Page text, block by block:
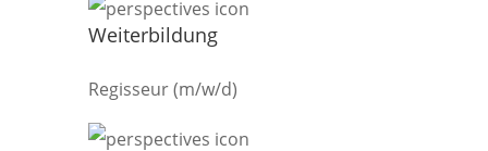
Weiterbildung
Regisseur (m/w/d)